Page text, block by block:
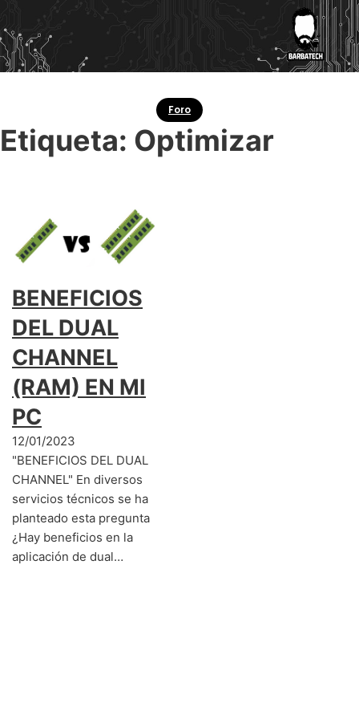
Foro
Etiqueta: Optimizar
BENEFICIOS
DEL DUAL
CHANNEL
(RAM) EN MI
PC
12/01/2023
"BENEFICIOS DEL DUAL
CHANNEL" En diversos
servicios técnicos se ha
planteado esta pregunta
¿Hay beneficios en la
aplicación de dual…